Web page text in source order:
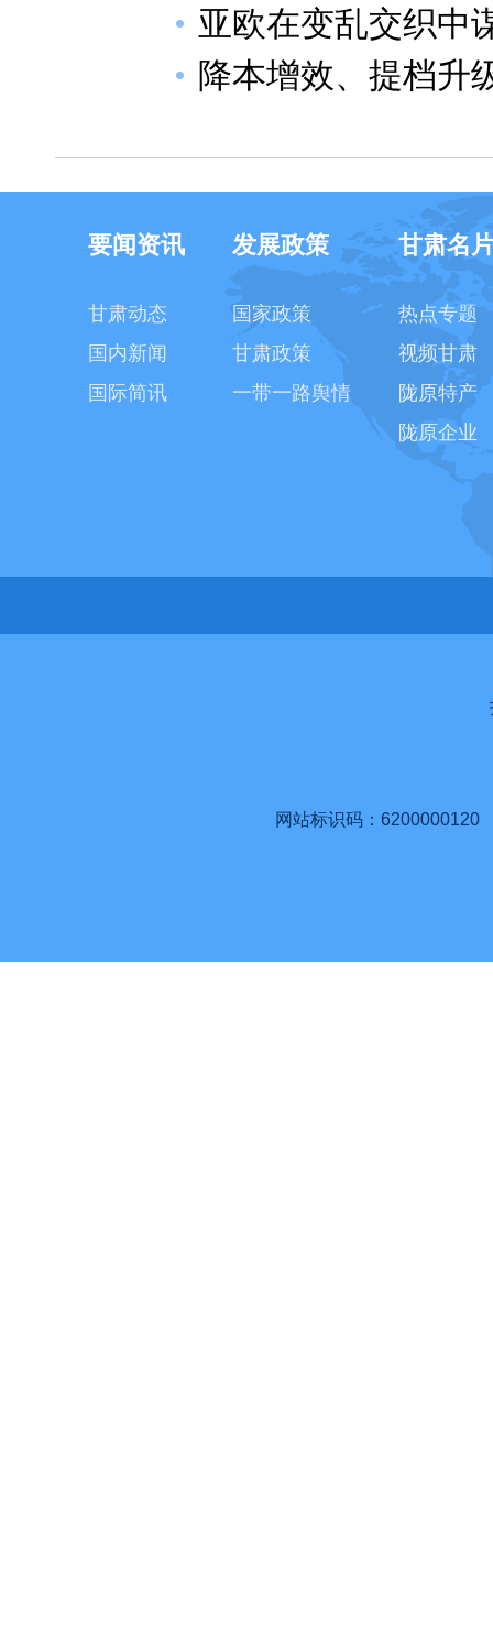
亚欧在变乱交织中
降本增效、提档升
要闻资讯
甘肃动态
国内新闻
国际简讯
发展政策
国家政策
甘肃政策
一带一路舆情
甘肃名
热点专题
视频甘肃
陇原特产
陇原企业
网站标识码：6200000120